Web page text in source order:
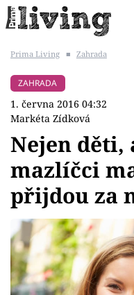
BYDLENÍ SLAVNÝCH
Témata
Bydlení
Zahrada
Design
Prima Living ■ Zahrada
ZAHRADA
1. června 2016 04:32
Markéta Zídková
Nejen děti,
mazlíčci
přijdou za